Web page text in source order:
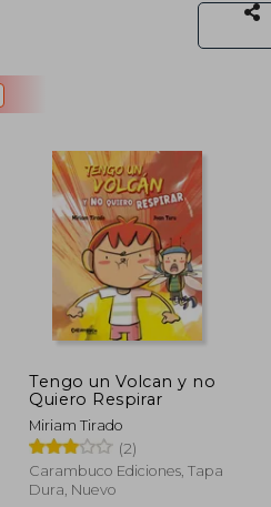
Tengo un Volcan y no
Quiero Respirar
Miriam Tirado
(2)
Carambuco Ediciones, Tapa
Dura, Nuevo